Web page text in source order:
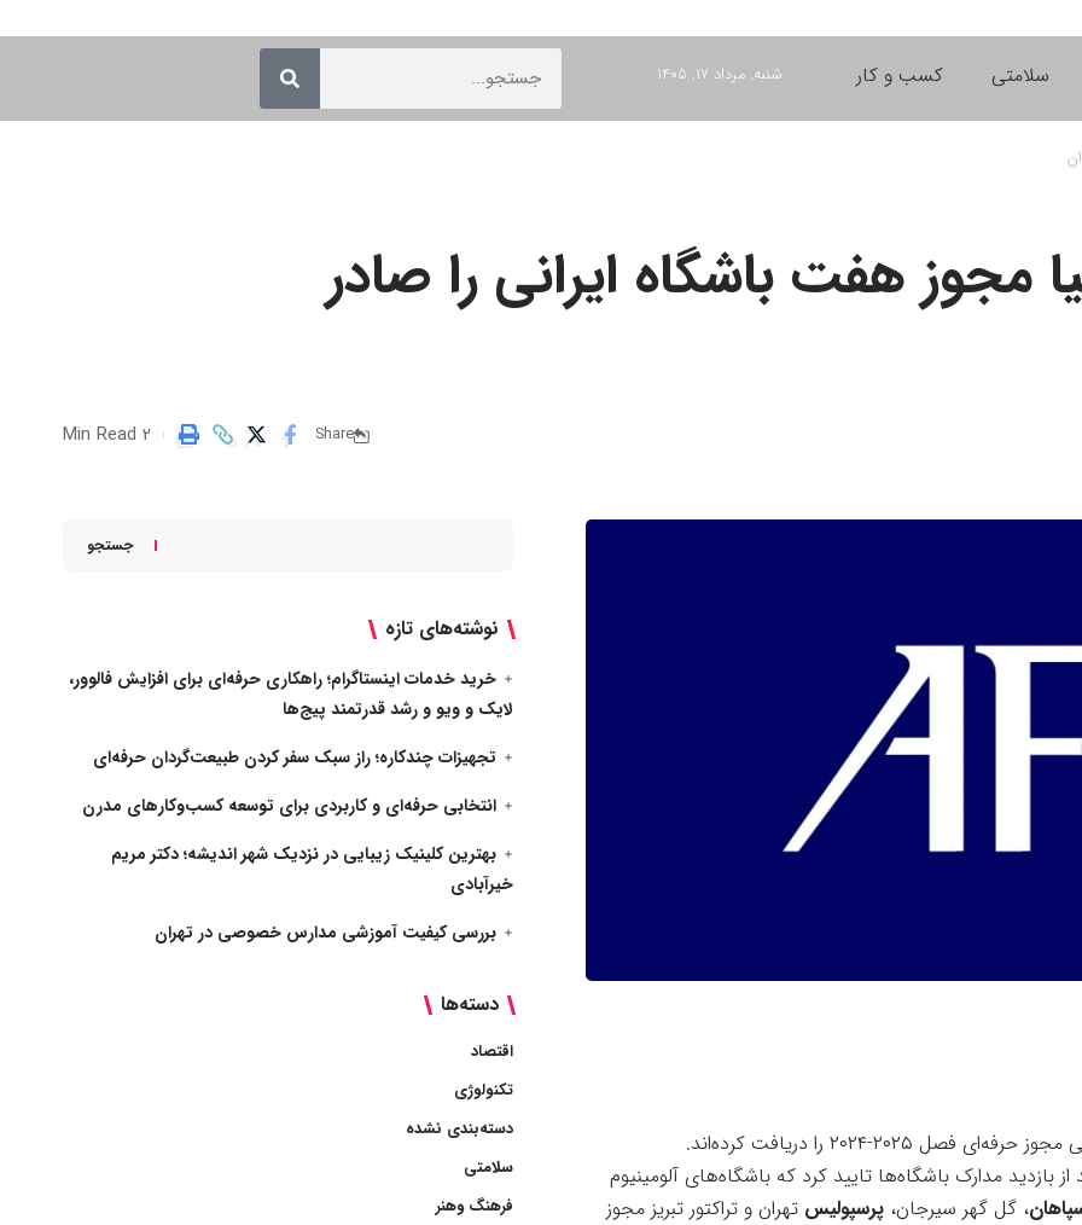
سلامتی کسب و کار شنبه, مرداد ۱۷, ۱۴۰۵
مجوز هفت باشگاه ایرانی را صادر
Share
2 Min Read
۲۰۲۴ را دریافت کرده‌اند.
بازدید مدارک باشگاه‌ها تایید کرد که باشگاه‌های آلومینیوم
، گل گهر سیرجان، پرسپولیس تهران و تراکتور تبریز مجوز
جستجو
نوشته‌های تازه
خرید خدمات اینستاگرام؛ راهکاری حرفه‌ای برای افزایش فالوور،
لایک و ویو و رشد قدرتمند پیج‌ها
تجهیزات چندکاره؛ راز سبک سفر کردن طبیعت‌گردان حرفه‌ای
انتخابی حرفه‌ای و کاربردی برای توسعه کسب‌وکارهای مدرن
بهترین کلینیک زیبایی در نزدیک شهر اندیشه؛ دکتر مریم
خیرآبادی
بررسی کیفیت آموزشی مدارس خصوصی در تهران
دسته‌ها
اقتصاد
تکنولوژی
دسته‌بندی نشده
سلامتی
فرهنگ وهنر